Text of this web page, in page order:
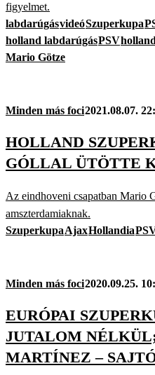
figyelmet.
labdarúgásvideóSzuperkupa
holland labdarúgásPSV
Mario Götze
Minden más foci2021.08.07.
HOLLAND
GÓLLAL ÜTÖTTE
Az eindhoveni csapatban Mario
amszterdamiaknak.
SzuperkupaAjaxHollandia
Minden más foci2020.09.25.
EURÓPAI
JUTALOM
MARTÍNEZ –